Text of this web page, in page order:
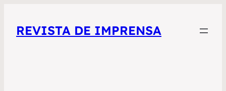
REVISTA DE IMPRENSA